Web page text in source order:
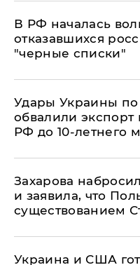
​В РФ началась
отказавшихся
"черные списки"
Удары Украины
обвалили экспорт
РФ до 10-летнего
​Захарова
и заявила, что
существованием
Украина и США